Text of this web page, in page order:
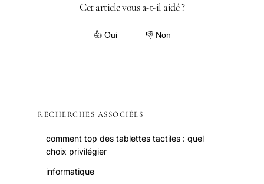
Cet article vous a-t-il aidé ?
👍 Oui 👎 Non
RECHERCHES ASSOCIÉES
comment top des tablettes tactiles : quel
choix privilégier
informatique